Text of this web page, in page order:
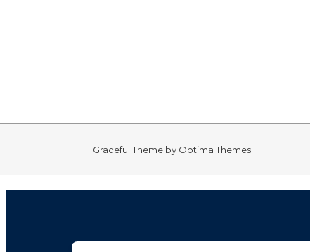
Graceful Theme by Optima Themes